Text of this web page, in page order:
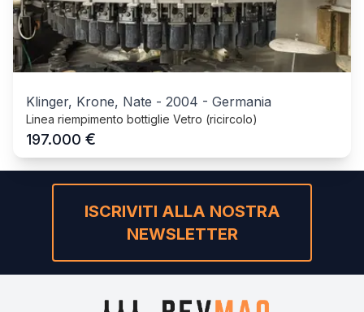
Klinger, Krone, Nate - 2004 - Germania
Linea riempimento bottiglie Vetro (ricircolo)
197.000 €
ISCRIVITI ALLA NOSTRA
NEWSLETTER